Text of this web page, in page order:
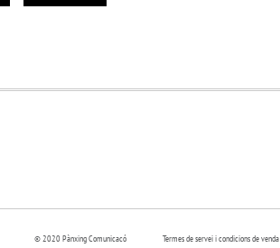
© 2020 Pànxing Comunicacó Termes de servei i condicions de venda